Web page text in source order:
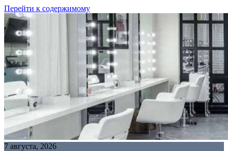
Перейти к содержимому
7 августа, 2026